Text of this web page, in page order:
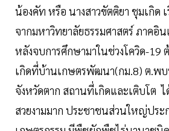
น้องคัท หรือ นางสาวขัตติยา ชุมเกิด
จากมหาวิทยาลัยธรรมศาสตร์ ภาคอิน
หลังจบการศึกษามาในช่วงโควิด-19
เกิดที่บ้านเกษตรพัฒนา(กม.8) ต.พ
จังหวัดตาก สถานที่เกิดและเติบโต
สวยงามมาก ประชาชนส่วนใหญ่ปร